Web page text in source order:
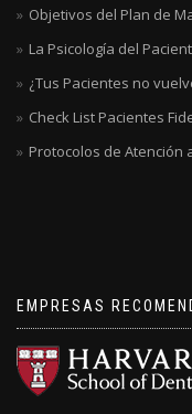
Objetivos del Plan de
La Psicología del
¿Tus Pacientes no
Check List Pacientes
Protocolos de Atención
EMPRESAS